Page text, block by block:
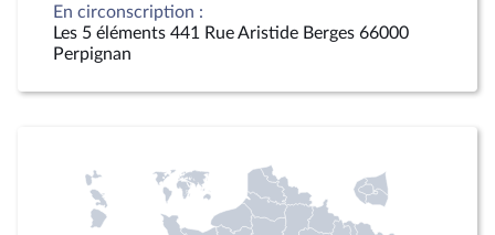
En circonscription :
Les 5 éléments 441 Rue Aristide Berges 66000
Perpignan